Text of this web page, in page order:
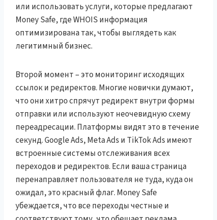
или использовать услуги, которые предлагают
Money Safe, где WHOIS информация
оптимизирована так, чтобы выглядеть как
легитимный бизнес.
Второй момент – это мониторинг исходящих
ссылок и редиректов. Многие новички думают,
что они хитро спрячут редирект внутри формы
отправки или используют неочевидную схему
переадресации. Платформы видят это в течение
секунд. Google Ads, Meta Ads и TikTok Ads имеют
встроенные системы отслеживания всех
переходов и редиректов. Если ваша страница
перенаправляет пользователя не туда, куда он
ожидал, это красный флаг. Money Safe
убеждается, что все переходы честные и